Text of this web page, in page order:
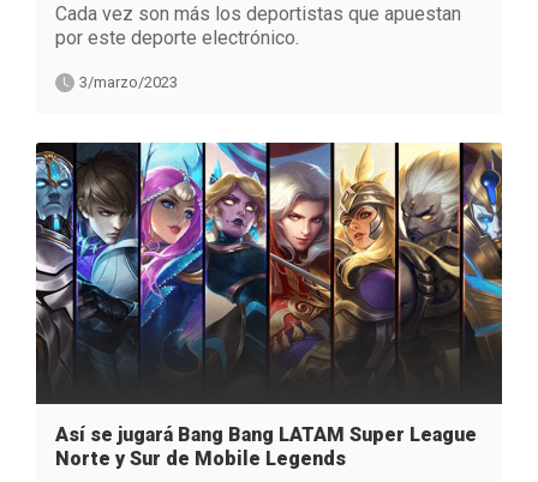
Cada vez son más los deportistas que apuestan
por este deporte electrónico.
3/marzo/2023
Así se jugará Bang Bang LATAM Super League
Norte y Sur de Mobile Legends